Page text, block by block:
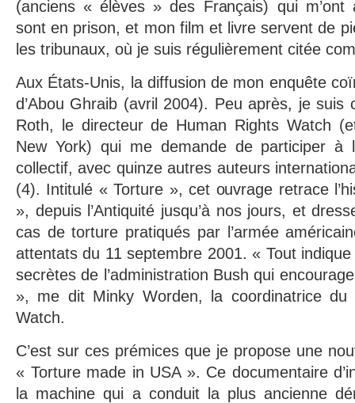
(anciens « élèves » des Français) qui m’ont
sont en prison, et mon film et livre servent de
les tribunaux, où je suis régulièrement citée
Aux États-Unis, la diffusion de mon enquête
d’Abou Ghraib (avril 2004). Peu après, je suis
Roth, le directeur de Human Rights Watch
New York) qui me demande de participer à
collectif, avec quinze autres auteurs
(4). Intitulé « Torture », cet ouvrage retrace
», depuis l’Antiquité jusqu’à nos jours, et
cas de torture pratiqués par l’armée
attentats du 11 septembre 2001. « Tout
secrètes de l’administration Bush qui
», me dit Minky Worden, la coordinatrice du
Watch.
C’est sur ces prémices que je propose une
« Torture made in USA ». Ce documentaire
la machine qui a conduit la plus ancienne